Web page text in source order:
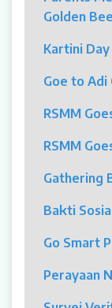
Klinik
Klinik Nyeri
Dokter
Jadwal
Golden
Kartini
Goe to Adi
RSMM
RSMM
Gathering
Bakti
Go Smart
Perayaan